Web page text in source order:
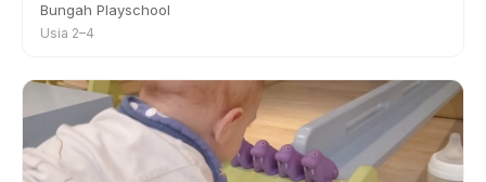
Bungah Playschool
Usia 2–4